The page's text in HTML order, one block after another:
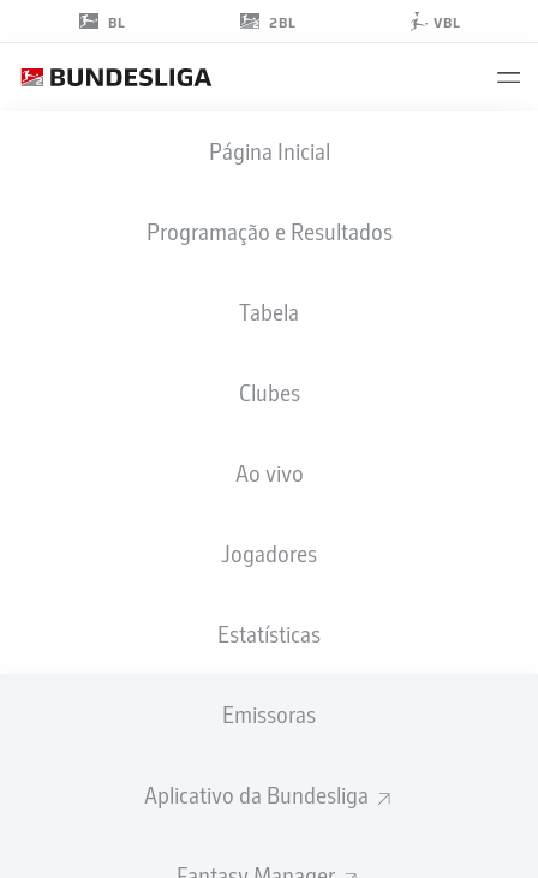
BL 2BL VBL
Página Inicial
Programação e Resultados
Tabela
Clubes
Ao vivo
Jogadores
Estatísticas
Emissoras
Aplicativo da Bundesliga